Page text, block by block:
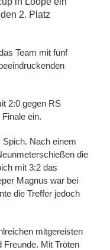
2. Platz
Team mit fünf
2:0 gegen RS
ein.
Nach einem
die
mit 3:2 das
Magnus war bei
die Treffer jedoch
mitgereisten
Mit Tröten